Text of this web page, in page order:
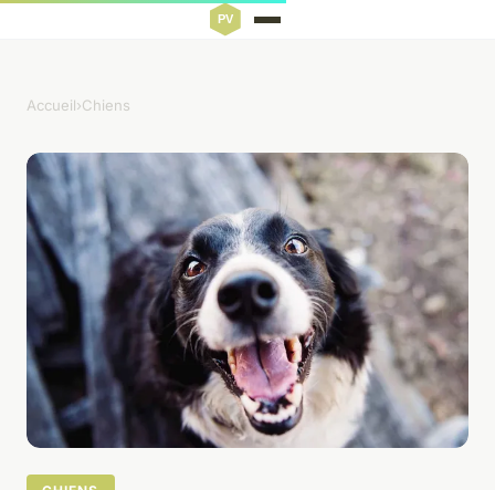
Accueil›Chiens